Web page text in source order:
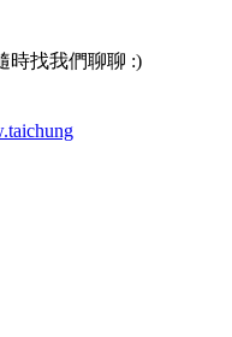
時找我們聊聊 :)